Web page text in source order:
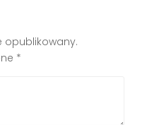
opublikowany.
*